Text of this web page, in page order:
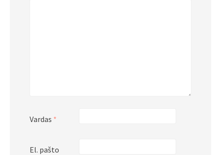
Vardas *
El. pašto